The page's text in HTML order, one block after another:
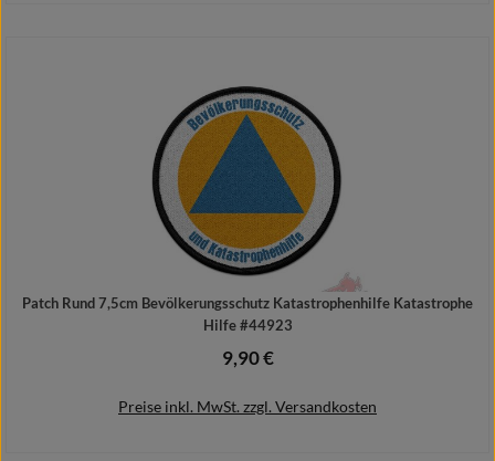
Patch Rund 7,5cm Bevölkerungsschutz Katastrophenhilfe Katastrophe
Hilfe #44923
Regulärer Preis:
9,90 €
Preise inkl. MwSt. zzgl. Versandkosten